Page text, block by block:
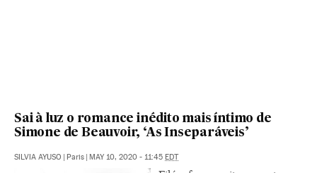
Sai à luz o romance inédito mais íntimo de
Simone de Beauvoir, ‘As Inseparáveis’
SILVIA AYUSO Paris MAY 10, 2020 - 11:45 EDT